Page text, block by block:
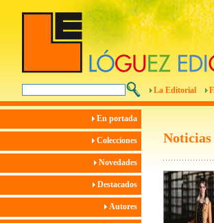
La Editorial
En portada
Colecciones
Novedades
Destacados
Autores
Noticias